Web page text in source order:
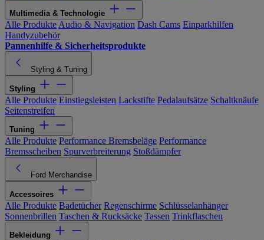
Multimedia & Technologie
Alle Produkte Audio & Navigation Dash Cams Einparkhilfen
Handyzubehör
Pannenhilfe & Sicherheitsprodukte
Styling & Tuning
Styling
Alle Produkte Einstiegsleisten Lackstifte Pedalaufsätze Schaltknäufe
Seitenstreifen
Tuning
Alle Produkte Performance Bremsbeläge Performance
Bremsscheiben Spurverbreiterung Stoßdämpfer
Ford Merchandise
Accessoires
Alle Produkte Badetücher Regenschirme Schlüsselanhänger
Sonnenbrillen Taschen & Rucksäcke Tassen Trinkflaschen
Bekleidung